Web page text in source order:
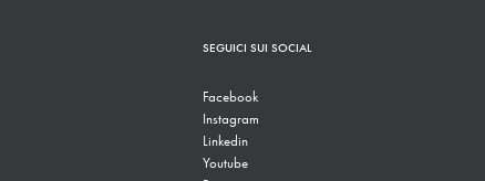
SEGUICI SUI SOCIAL
Facebook
Instagram
Linkedin
Youtube